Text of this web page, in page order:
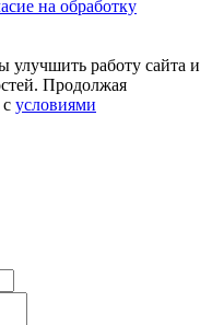
на обработку
работу сайта и
Продолжая
с условиями